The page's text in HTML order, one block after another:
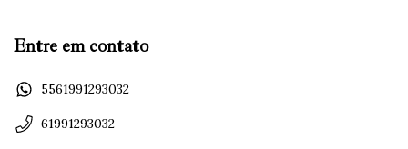
Entre em contato
5561991293032
61991293032